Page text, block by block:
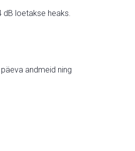
loetakse heaks.
andmeid ning